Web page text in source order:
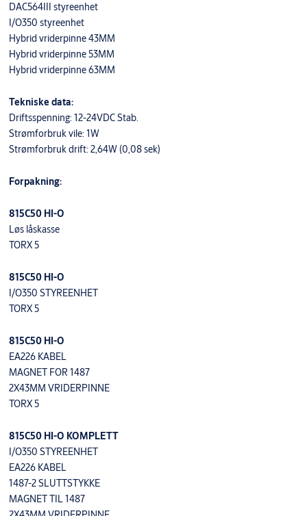
DAC564III styreenhet
I/O350 styreenhet
Hybrid vriderpinne 43MM
Hybrid vriderpinne 53MM
Hybrid vriderpinne 63MM
Tekniske data:
Driftsspenning: 12-24VDC Stab.
Strømforbruk vile: 1W
Strømforbruk drift: 2,64W (0,08 sek)
Forpakning:
815C50 HI-O
Løs låskasse
TORX 5
815C50 HI-O
I/O350 STYREENHET
TORX 5
815C50 HI-O
EA226 KABEL
MAGNET FOR 1487
2X43MM VRIDERPINNE
TORX 5
815C50 HI-O KOMPLETT
I/O350 STYREENHET
EA226 KABEL
1487-2 SLUTTSTYKKE
MAGNET TIL 1487